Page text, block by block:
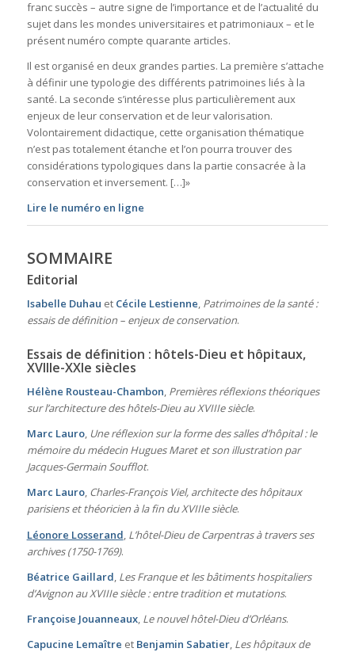
franc succès – autre signe de l’importance et de l’actualité du
sujet dans les mondes universitaires et patrimoniaux – et le
présent numéro compte quarante articles.
Il est organisé en deux grandes parties. La première s’attache
à définir une typologie des différents patrimoines liés à la
santé. La seconde s’intéresse plus particulièrement aux
enjeux de leur conservation et de leur valorisation.
Volontairement didactique, cette organisation thématique
n’est pas totalement étanche et l’on pourra trouver des
considérations typologiques dans la partie consacrée à la
conservation et inversement. […]»
Lire le numéro en ligne
SOMMAIRE
Editorial
Isabelle Duhau et Cécile Lestienne, Patrimoines de la santé :
essais de définition – enjeux de conservation.
Essais de définition : hôtels-Dieu et hôpitaux,
XVIIIe-XXIe siècles
Hélène Rousteau-Chambon, Premières réflexions théoriques
sur l’architecture des hôtels-Dieu au XVIIIe siècle.
Marc Lauro, Une réflexion sur la forme des salles d’hôpital : le
mémoire du médecin Hugues Maret et son illustration par
Jacques-Germain Soufflot.
Marc Lauro, Charles-François Viel, architecte des hôpitaux
parisiens et théoricien à la fin du XVIIIe siècle.
Léonore Losserand L’hôtel-Dieu de Carpentras à travers ses
archives (1750-1769).
Béatrice Gaillard Les Franque et les bâtiments hospitaliers
d’Avignon au XVIIIe siècle : entre tradition et mutations.
Françoise Jouanneaux, Le nouvel hôtel-Dieu d’Orléans.
Capucine Lemaître et Benjamin Sabatier, Les hôpitaux de